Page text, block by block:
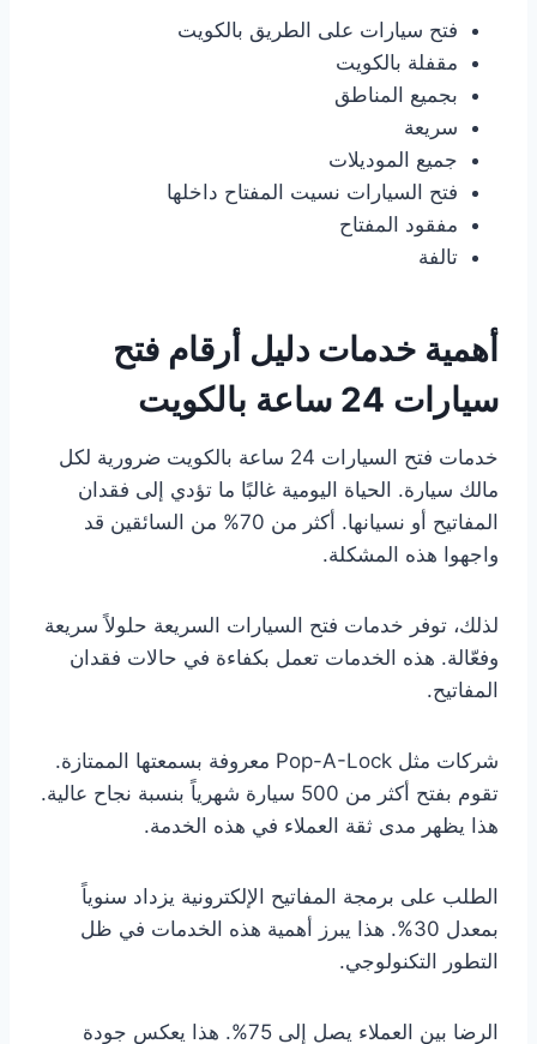
فتح سيارات على الطريق بالكويت
مقفلة بالكويت
بجميع المناطق
سريعة
جميع الموديلات
فتح السيارات نسيت المفتاح داخلها
مفقود المفتاح
تالفة
أهمية خدمات دليل أرقام فتح
سيارات 24 ساعة بالكويت
خدمات فتح السيارات 24 ساعة بالكويت ضرورية لكل
مالك سيارة. الحياة اليومية غالبًا ما تؤدي إلى فقدان
المفاتيح أو نسيانها. أكثر من 70% من السائقين قد
واجهوا هذه المشكلة.
لذلك، توفر خدمات فتح السيارات السريعة حلولاً سريعة
وفعّالة. هذه الخدمات تعمل بكفاءة في حالات فقدان
المفاتيح.
شركات مثل Pop-A-Lock معروفة بسمعتها الممتازة.
تقوم بفتح أكثر من 500 سيارة شهرياً بنسبة نجاح عالية.
هذا يظهر مدى ثقة العملاء في هذه الخدمة.
الطلب على برمجة المفاتيح الإلكترونية يزداد سنوياً
بمعدل 30%. هذا يبرز أهمية هذه الخدمات في ظل
التطور التكنولوجي.
الرضا بين العملاء يصل إلى 75%. هذا يعكس جودة